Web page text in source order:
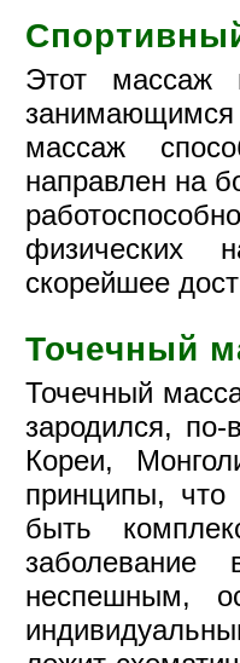
Этот массаж
массаж
направлен на
физических
скорейшее
Точечный
Точечный
зародился,
Кореи,
принципы,
быть
заболевание
неспешным,